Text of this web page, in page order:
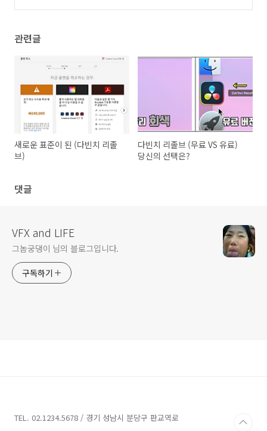
관련글
새로운 표준이 된 (다빈치 리졸
브)
다빈치 리졸브 (무료 VS 유료)
당신의 선택은?
댓글
VFX and LIFE
그놈궁댕이 님의 블로그입니다.
구독하기
TEL. 02.1234.5678 / 경기 성남시 분당구 판교역로